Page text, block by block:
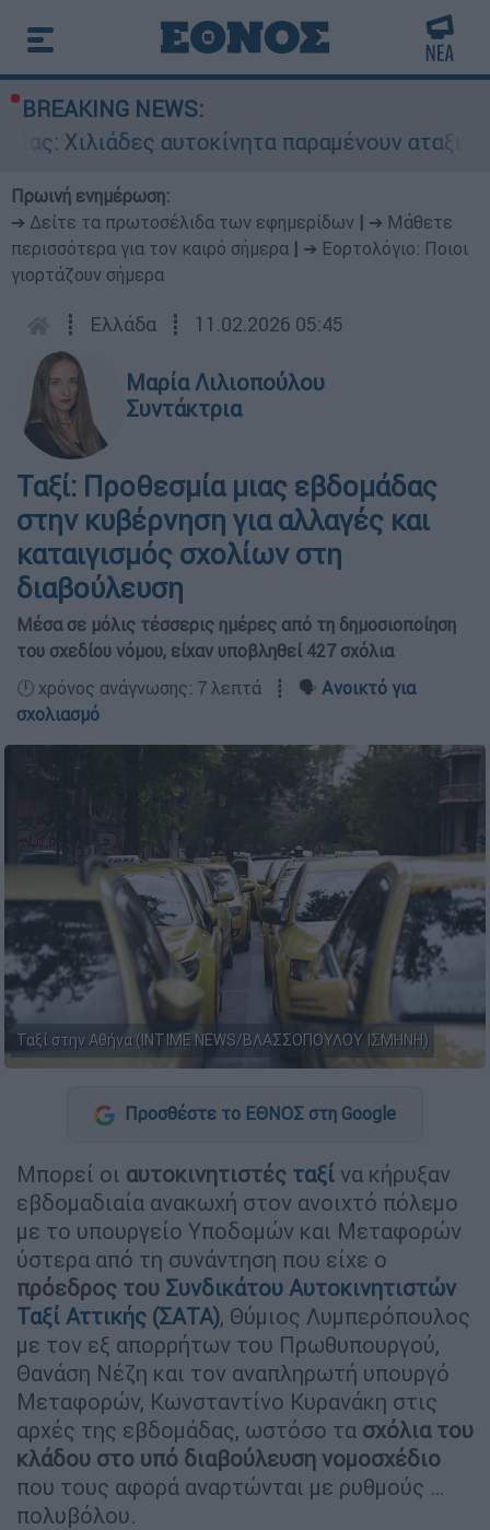
BREAKING NEWS:
αυτοκίνητα παραμένουν αταξινόμητα -
Πρωινή ενημέρωση:
➔ Δείτε τα πρωτοσέλιδα των εφημερίδων
➔ Μάθετε
περισσότερα για τον καιρό σήμερα
➔ Εορτολόγιο: Ποιοι
γιορτάζουν σήμερα
┋ Ελλάδα ┋ 11.02.2026 05:45
Μαρία Λιλιοπούλου
Συντάκτρια
Ταξί: Προθεσμία μιας εβδομάδας
στην κυβέρνηση για αλλαγές και
καταιγισμός σχολίων στη
διαβούλευση
Μέσα σε μόλις τέσσερις ημέρες από τη δημοσιοποίηση
του σχεδίου νόμου, είχαν υποβληθεί 427 σχόλια
🕛 χρόνος ανάγνωσης: 7 λεπτά ┋ 🗣️ Ανοικτό για
σχολιασμό
Ταξί στην Αθήνα (INTIME NEWS/ΒΛΑΣΣΟΠΟΥΛΟΥ ΙΣΜΗΝΗ)
Προσθέστε το ΕΘΝΟΣ στη Google
Μπορεί οι αυτοκινητιστές ταξί να κήρυξαν
εβδομαδιαία ανακωχή στον ανοιχτό πόλεμο
με το υπουργείο Υποδομών και Μεταφορών
ύστερα από τη συνάντηση που είχε ο
πρόεδρος του Συνδικάτου Αυτοκινητιστών
Ταξί Αττικής (ΣΑΤΑ), Θύμιος Λυμπερόπουλος
με τον εξ απορρήτων του Πρωθυπουργού,
Θανάση Νέζη και τον αναπληρωτή υπουργό
Μεταφορών, Κωνσταντίνο Κυρανάκη στις
αρχές της εβδομάδας, ωστόσο τα σχόλια του
κλάδου στο υπό διαβούλευση νομοσχέδιο
που τους αφορά αναρτώνται με ρυθμούς …
πολυβόλου.